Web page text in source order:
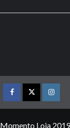
FACEBOOK
TWITTER
Loja